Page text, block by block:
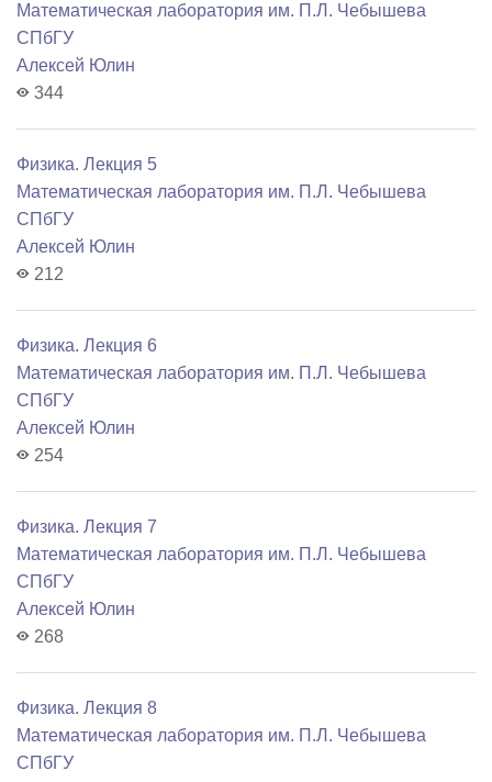
Математичеcкая лаборатория им. П.Л. Чебышева
СПбГУ
Алексей Юлин
344
Физика. Лекция 5
Математичеcкая лаборатория им. П.Л. Чебышева
СПбГУ
Алексей Юлин
212
Физика. Лекция 6
Математичеcкая лаборатория им. П.Л. Чебышева
СПбГУ
Алексей Юлин
254
Физика. Лекция 7
Математичеcкая лаборатория им. П.Л. Чебышева
СПбГУ
Алексей Юлин
268
Физика. Лекция 8
Математичеcкая лаборатория им. П.Л. Чебышева
СПбГУ